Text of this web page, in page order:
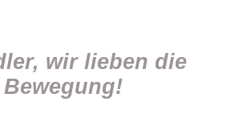
wir lieben die
Bewegung!